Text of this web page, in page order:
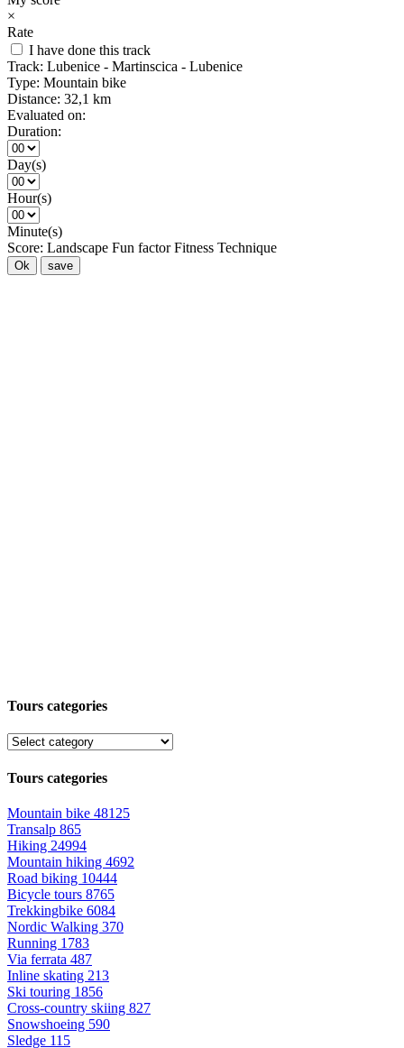
×
Rate
I have done this track
Track: Lubenice - Martinscica - Lubenice
Type: Mountain bike
Distance: 32,1 km
Evaluated on:
Duration:
Day(s)
Hour(s)
Minute(s)
Score: Landscape Fun factor Fitness Technique
Ok save
Tours categories
Tours categories
Mountain bike 48125
Transalp 865
Hiking 24994
Mountain hiking 4692
Road biking 10444
Bicycle tours 8765
Trekkingbike 6084
Nordic Walking 370
Running 1783
Via ferrata 487
Inline skating 213
Ski touring 1856
Cross-country skiing 827
Snowshoeing 590
Sledge 115